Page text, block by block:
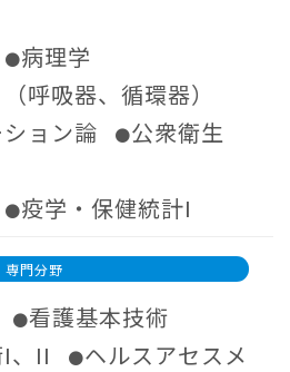
●病理学
呼吸器、循環器）
ョン論 ●公衆衛生
●疫学・保健統計I
専門分野
●看護基本技術
、II ●ヘルスアセスメ